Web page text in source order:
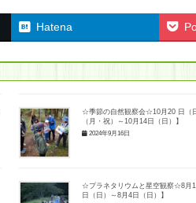
Hatena
☆季節の自然観察会☆10月20 日（
（月・祝）～10月14日（日）】
2024年9月16日
☆プラネタリウムと星空観察☆8月
日（日）～8月4日（日）】